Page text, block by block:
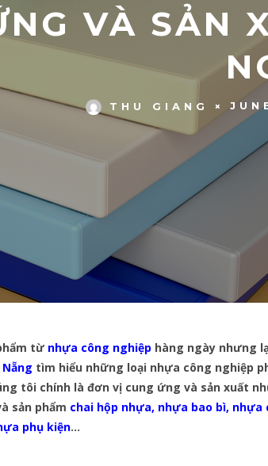
VÀ SẢN
THU GIANG
từ nhựa công nghiệp hàng ngày nhưng
tìm hiểu những loại nhựa công nghiệp
tôi chính là đơn vị cung ứng và sản xuất
sản phẩm chai hộp nhựa, nhựa bao bì, nhựa
phụ kiện…